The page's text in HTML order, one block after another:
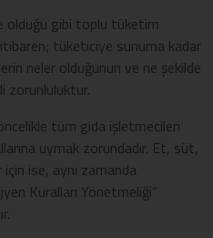
olduğu gibi toplu tüketim
tüketiciye sunuma kadar
neler olduğunun ve ne şekilde
zorunluluktur.
tüm gıda işletmecileri
uymak zorundadır. Et, süt,
ise, aynı zamanda
Kuralları Yönetmeliği”